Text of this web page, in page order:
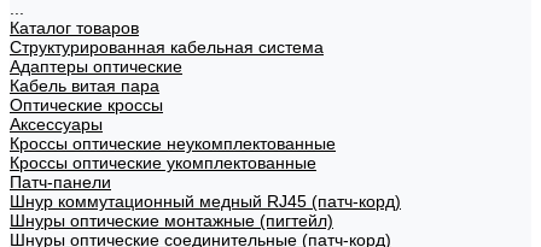
Каталог товаров
Структурированная кабельная система
Адаптеры оптические
Кабель витая пара
Оптические кроссы
Аксессуары
Кроссы оптические неукомплектованные
Кроссы оптические укомплектованные
Патч-панели
Шнур коммутационный медный RJ45 (патч-корд)
Шнуры оптические монтажные (пигтейл)
Шнуры оптические соединительные (патч-корд)